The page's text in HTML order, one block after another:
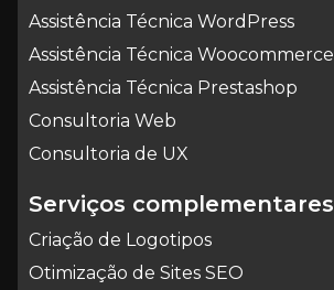
Assistência Técnica WordPress
Assistência Técnica Woocommerce
Assistência Técnica Prestashop
Consultoria Web
Consultoria de UX
Serviços complementares
Criação de Logotipos
Otimização de Sites SEO